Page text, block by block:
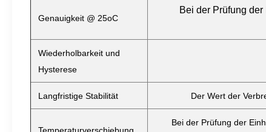
Genauigkeit @ 25oC
Bei der Prüfung
Wiederholbarkeit und
Hysterese
Langfristige Stabilität Der Wert der
Bei der Prüfung der